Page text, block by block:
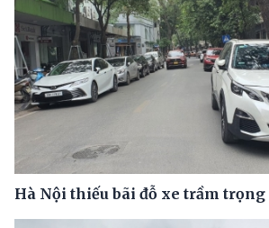
Hà Nội thiếu bãi đỗ xe trầm trọng